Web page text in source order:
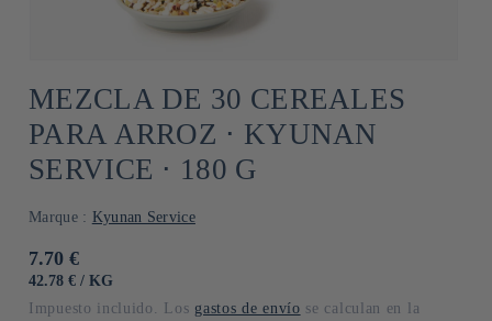
MEZCLA DE 30 CEREALES
PARA ARROZ ⋅ KYUNAN
SERVICE ⋅ 180 G
Marque : Kyunan Service
Precio
habitual
7.70 €
PRECIO
42.78 € / POR
KG
Impuesto incluido. Los gastos de envío se calculan en la